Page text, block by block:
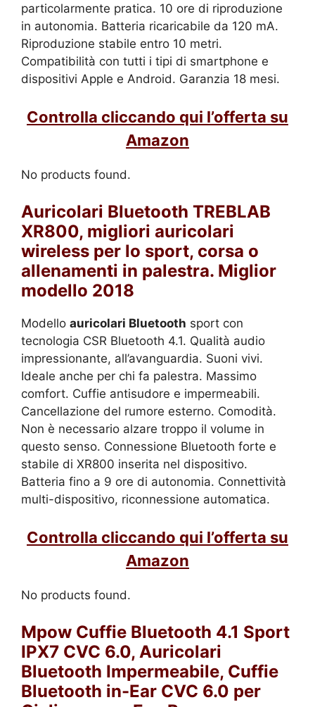
particolarmente pratica. 10 ore di riproduzione
in autonomia. Batteria ricaricabile da 120 mA.
Riproduzione stabile entro 10 metri.
Compatibilità con tutti i tipi di smartphone e
dispositivi Apple e Android. Garanzia 18 mesi.
Controlla cliccando qui l’offerta su
Amazon
No products found.
Auricolari Bluetooth TREBLAB
XR800, migliori auricolari
wireless per lo sport, corsa o
allenamenti in palestra. Miglior
modello 2018
Modello auricolari Bluetooth sport con
tecnologia CSR Bluetooth 4.1. Qualità audio
impressionante, all’avanguardia. Suoni vivi.
Ideale anche per chi fa palestra. Massimo
comfort. Cuffie antisudore e impermeabili.
Cancellazione del rumore esterno. Comodità.
Non è necessario alzare troppo il volume in
questo senso. Connessione Bluetooth forte e
stabile di XR800 inserita nel dispositivo.
Batteria fino a 9 ore di autonomia. Connettività
multi-dispositivo, riconnessione automatica.
Controlla cliccando qui l’offerta su
Amazon
No products found.
Mpow Cuffie Bluetooth 4.1 Sport
IPX7 CVC 6.0, Auricolari
Bluetooth Impermeabile, Cuffie
Bluetooth in-Ear CVC 6.0 per